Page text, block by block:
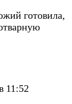
готовила,
11:52